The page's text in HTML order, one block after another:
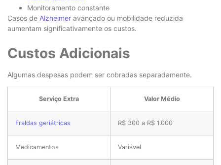
Monitoramento constante
Casos de Alzheimer avançado ou mobilidade reduzida
aumentam significativamente os custos.
Custos Adicionais
Algumas despesas podem ser cobradas separadamente.
Serviço Extra Valor Médio
Fraldas geriátricas R$ 300 a R$ 1.000
Medicamentos Variável